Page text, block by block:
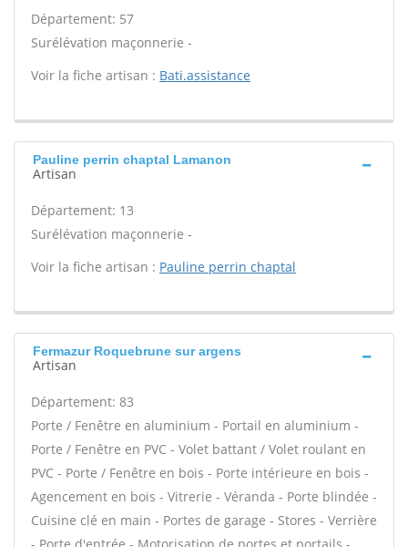
Département: 57
Surélévation maçonnerie -
Voir la fiche artisan : Bati.assistance
Pauline perrin chaptal Lamanon
Artisan
Département: 13
Surélévation maçonnerie -
Voir la fiche artisan : Pauline perrin chaptal
Fermazur Roquebrune sur argens
Artisan
Département: 83
Porte / Fenêtre en aluminium - Portail en aluminium -
Porte / Fenêtre en PVC - Volet battant / Volet roulant en
PVC - Porte / Fenêtre en bois - Porte intérieure en bois -
Agencement en bois - Vitrerie - Véranda - Porte blindée -
Cuisine clé en main - Portes de garage - Stores - Verrière